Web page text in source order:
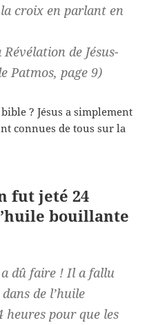
croix en parlant en
de Jésus-
Patmos, page 9)
? Jésus a simplement
connues de tous sur la
fut jeté 24
bouillante
a dû faire ! Il a fallu
de l’huile
heures pour que les